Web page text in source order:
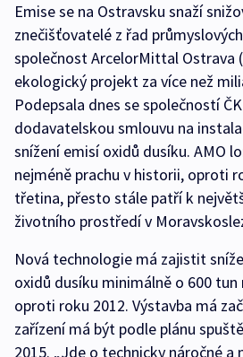
Emise se na Ostravsku snaží
znečišťovatelé z řad
společnost ArcelorMittal Ostrava
ekologický projekt za více než
Podepsala dnes se společností
dodavatelskou smlouvu na
snížení emisí oxidů dusíku. AMO
nejméně prachu v historii, oproti
třetina, přesto stále patří k
životního prostředí v
Nová technologie má zajistit
oxidů dusíku minimálně o 600
oproti roku 2012. Výstavba má
zařízení má být podle plánu
2015. „Jde o technicky náročné a